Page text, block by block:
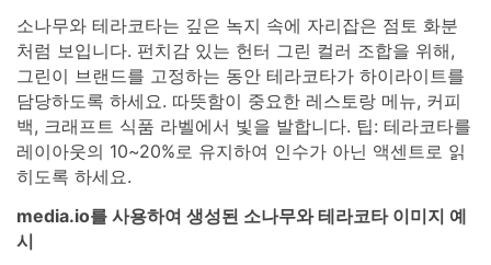
소나무와 테라코타는 깊은 녹지 속에 자리잡은 점토 화분
처럼 보입니다. 펀치감 있는 헌터 그린 컬러 조합을 위해,
그린이 브랜드를 고정하는 동안 테라코타가 하이라이트를
담당하도록 하세요. 따뜻함이 중요한 레스토랑 메뉴, 커피
백, 크래프트 식품 라벨에서 빛을 발합니다. 팁: 테라코타를
레이아웃의 10~20%로 유지하여 인수가 아닌 액센트로 읽
히도록 하세요.
media.io를 사용하여 생성된 소나무와 테라코타 이미지 예
시